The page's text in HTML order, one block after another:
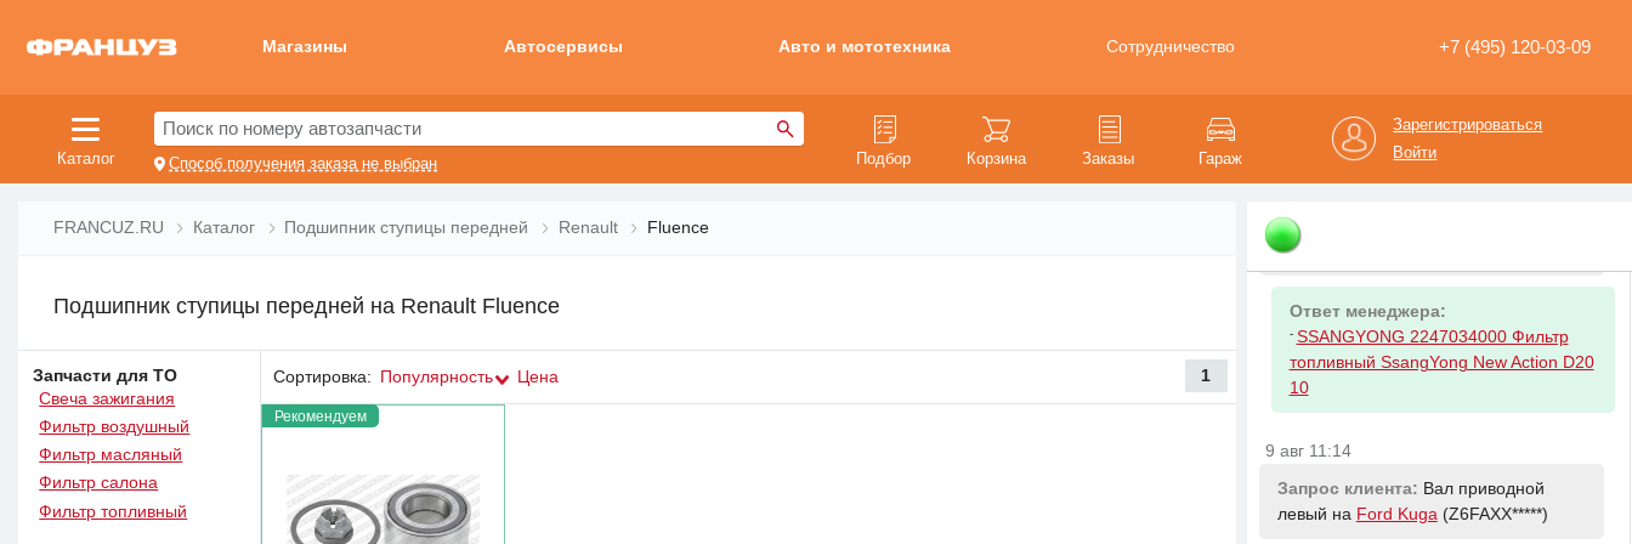
Магазины Автосервисы Авто и мототехника Сотрудничество +7 (495) 120-03-09
Каталог
Поиск по номеру автозапчасти
Способ получения заказа не выбран Подбор Корзина Заказы Гараж
Зарегистрироваться
Войти
FRANCUZ.RU Каталог Подшипник ступицы передней Renault Fluence
Подшипник ступицы передней на Renault Fluence
Запчасти для ТО
Свеча зажигания
Фильтр воздушный
Фильтр масляный
Фильтр салона
Фильтр топливный
Сортировка: Популярность Цена 1
Рекомендуем
Ответ менеджера:
9 авг 10:21
делфи на
(KPTN0B*****)
Ответ менеджера:
- SSANGYONG 2247034000 Фильтр
топливный SsangYong New Action D20
10
9 авг 11:14
Запрос клиента: Вал приводной
левый на Ford Kuga (Z6FAXX*****)